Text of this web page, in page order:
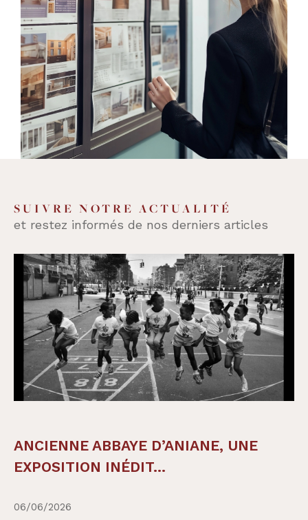
garages, et beaucoup d'autres
opportunitésd'achat et de location sur
un secteur entre Montpellier et
Lodève. Nous offrons également des
servicesd'estimationpour vous aider à
déterminer la valeur de votre bien
immobilier avec précision et fiabilité.
SUIVRE NOTRE ACTUALITÉ
et restez informés de nos derniers articles
ANCIENNE ABBAYE D’ANIANE, UNE
EXPOSITION INÉDIT...
06/06/2026